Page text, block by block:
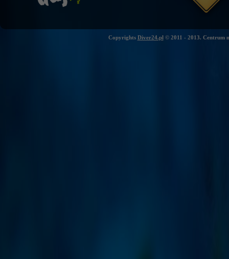
Copyrights Diver24.pl© 2011 - 2013. Centrum